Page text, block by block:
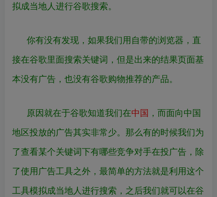
拟成当地人进行谷歌搜索。
你有没有发现，如果我们用自带的浏览器，直
接在谷歌里面搜索关键词，但是出来的结果页面基
本没有广告，也没有谷歌购物推荐的产品。
原因就在于谷歌知道我们在中国 ，而面向中国
地区投放的广告其实非常少。那么有的时候我们为
了查看某个关键词下有哪些竞争对手在投广告，除
了使用广告工具之外，最简单的方法就是利用这个
工具模拟成当地人进行搜索，之后我们就可以在谷